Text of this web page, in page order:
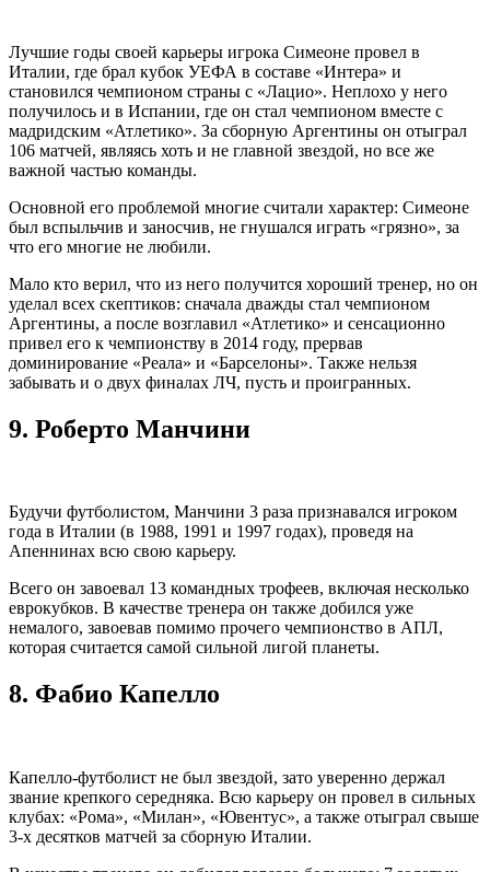
Лучшие годы своей карьеры игрока Симеоне провел в
Италии, где брал кубок УЕФА в составе «Интера» и
становился чемпионом страны с «Лацио». Неплохо у него
получилось и в Испании, где он стал чемпионом вместе с
мадридским «Атлетико». За сборную Аргентины он отыграл
106 матчей, являясь хоть и не главной звездой, но все же
важной частью команды.
Основной его проблемой многие считали характер: Симеоне
был вспыльчив и заносчив, не гнушался играть «грязно», за
что его многие не любили.
Мало кто верил, что из него получится хороший тренер, но он
уделал всех скептиков: сначала дважды стал чемпионом
Аргентины, а после возглавил «Атлетико» и сенсационно
привел его к чемпионству в 2014 году, прервав
доминирование «Реала» и «Барселоны». Также нельзя
забывать и о двух финалах ЛЧ, пусть и проигранных.
9. Роберто Манчини
Будучи футболистом, Манчини 3 раза признавался игроком
года в Италии (в 1988, 1991 и 1997 годах), проведя на
Апеннинах всю свою карьеру.
Всего он завоевал 13 командных трофеев, включая несколько
еврокубков. В качестве тренера он также добился уже
немалого, завоевав помимо прочего чемпионство в АПЛ,
которая считается самой сильной лигой планеты.
8. Фабио Капелло
Капелло-футболист не был звездой, зато уверенно держал
звание крепкого середняка. Всю карьеру он провел в сильных
клубах: «Рома», «Милан», «Ювентус», а также отыграл свыше
3-х десятков матчей за сборную Италии.